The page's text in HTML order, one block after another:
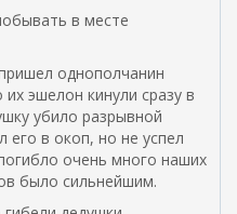
в месте
однополчанин
эшелон кинули сразу в
убило разрывной
его в окоп, но не успел
очень много наших
было сильнейшим.